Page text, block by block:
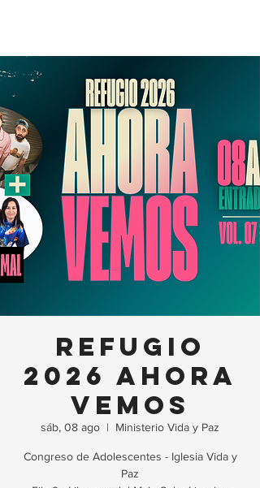
Refugio
2026 Ahora
Vemos
sáb, 08 ago
  |
Ministerio Vida y Paz
Congreso de Adolescentes - Iglesia Vida y
Paz